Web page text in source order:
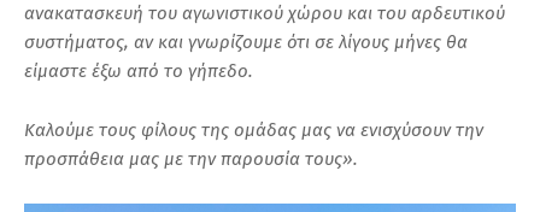
ανακατασκευή του αγωνιστικού χώρου και του αρδευτικού
συστήματος, αν και γνωρίζουμε ότι σε λίγους μήνες θα
είμαστε έξω από το γήπεδο.
Καλούμε τους φίλους της ομάδας μας να ενισχύσουν την
προσπάθεια μας με την παρουσία τους».